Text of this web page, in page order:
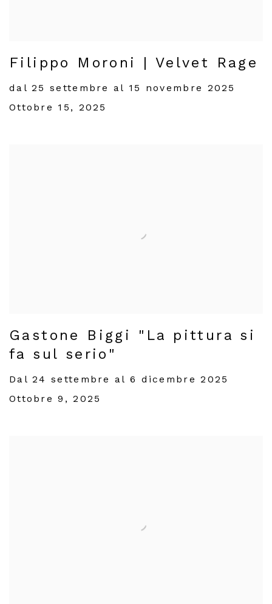
Filippo Moroni | Velvet Rage
dal 25 settembre al 15 novembre 2025
Ottobre 15, 2025
Gastone Biggi "La pittura si
fa sul serio"
Dal 24 settembre al 6 dicembre 2025
Ottobre 9, 2025